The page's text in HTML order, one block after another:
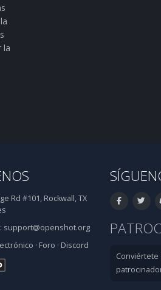
la
Rd #101, Rockwall, TX
support@openshot.org
· Foro · Discord